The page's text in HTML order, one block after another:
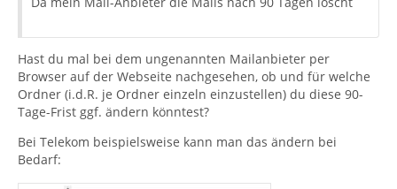
Hast du mal bei dem ungenannten Mailanbieter per
Browser auf der Webseite nachgesehen, ob und für welche
Ordner (i.d.R. je Ordner einzeln einzustellen) du diese 90-
Tage-Frist ggf. ändern könntest?
Bei Telekom beispielsweise kann man das ändern bei
Bedarf: